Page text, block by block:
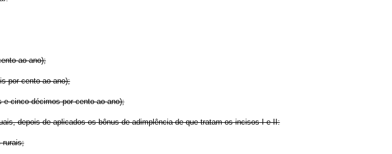
ao ano);
por cento ao ano);
cinco décimos por cento ao ano);
depois de aplicados os bônus de adimplência de que tratam os incisos I e II:
rurais;